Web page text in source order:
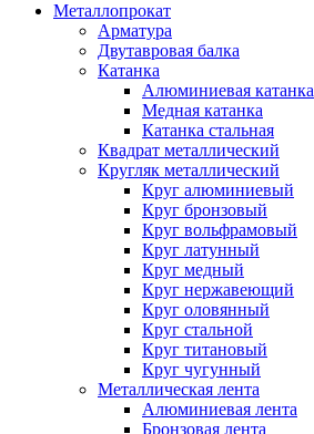
Металлопрокат
Арматура
Двутавровая балка
Катанка
Алюминиевая катанка
Медная катанка
Катанка стальная
Квадрат металлический
Кругляк металлический
Круг алюминиевый
Круг бронзовый
Круг вольфрамовый
Круг латунный
Круг медный
Круг нержавеющий
Круг оловянный
Круг стальной
Круг титановый
Круг чугунный
Металлическая лента
Алюминиевая лента
Бронзовая лента